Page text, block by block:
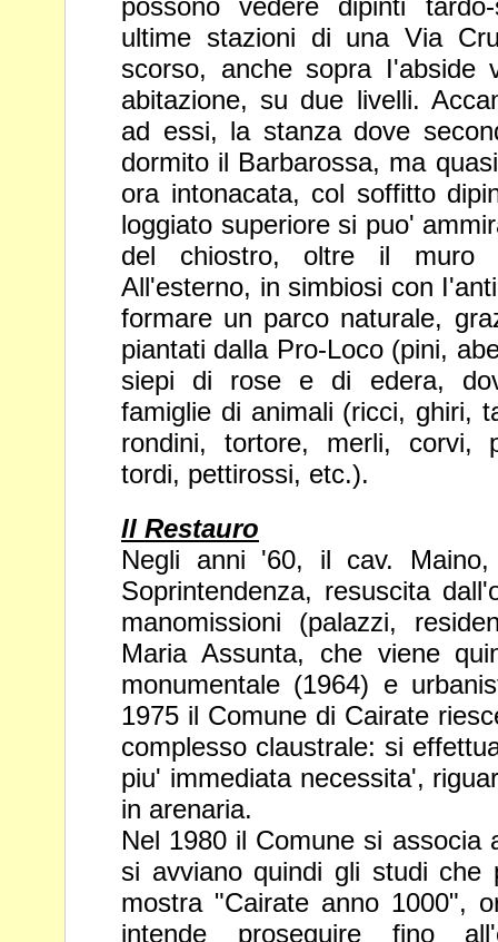
possono vedere dipinti
ultime stazioni di una Via
scorso, anche sopra I'abside
abitazione, su due livelli.
ad essi, la stanza dove
dormito il Barbarossa, ma
ora intonacata, col soffitto
loggiato superiore si puo'
del chiostro, oltre il muro
All'esterno, in simbiosi con
formare un parco naturale,
piantati dalla Pro-Loco (pini,
siepi di rose e di edera,
famiglie di animali (ricci, ghiri,
rondini, tortore, merli, corvi,
tordi, pettirossi, etc.).
ll Restauro
Negli anni '60, il cav. Maino,
Soprintendenza, resuscita
manomissioni (palazzi,
Maria Assunta, che viene
monumentale (1964) e
1975 il Comune di Cairate
complesso claustrale: si
piu' immediata necessita',
in arenaria.
Nel 1980 il Comune si associa
si avviano quindi gli studi che
mostra "Cairate anno 1000",
intende proseguire fino